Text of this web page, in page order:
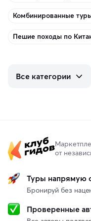
Комбинированные
Пешие походы по
Все категории
от
Туры напрямую
Бронируй без
Проверенные